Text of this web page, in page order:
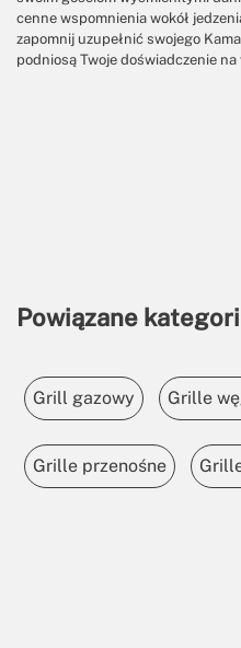
cenne wspomnienia wokół
zapomnij uzupełnić swojego
podniosą Twoje doświadczenie na
Powiązane
Grill gazowy Grille
Grille przenośne